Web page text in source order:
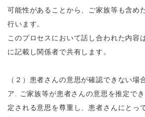
可能性があることから、ご家族等も含め
行います。
このプロセスにおいて話し合われた内容
に記載し関係者で共有します。
（２）患者さんの意思が確認できない場
ア
ご家族等が患者さんの意思を推定で
定される意思を尊重し、患者さんにとっ